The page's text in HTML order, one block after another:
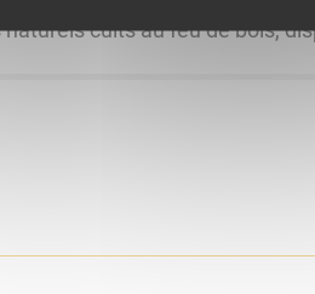
cuits au feu de bois,